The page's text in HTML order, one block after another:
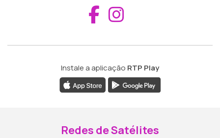
Aceder ao
Instale a aplicação RTP Play
Redes de Satélites